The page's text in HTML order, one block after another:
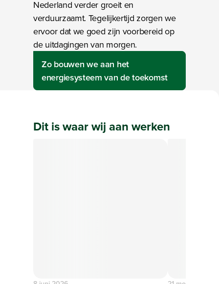
Nederland verder groeit en
verduurzaamt. Tegelijkertijd zorgen we
ervoor dat we goed zijn voorbereid op
de uitdagingen van morgen.
Zo bouwen we aan het
energiesysteem van de toekomst
Dit is waar wij aan werken